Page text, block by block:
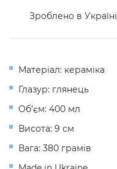
Зроблено в Україні
Матеріал: кераміка
Глазур: глянець
Об’єм: 400 мл
Висота: 9 см
Вага: 380 грамів